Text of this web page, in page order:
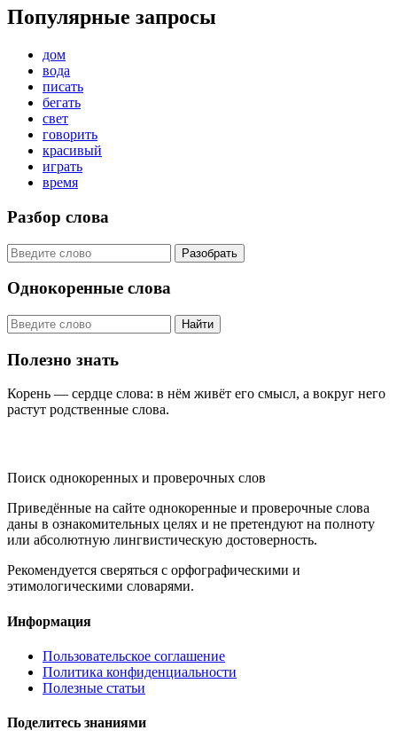
Популярные запросы
дом
вода
писать
бегать
свет
говорить
красивый
играть
время
Разбор слова
Разобрать
Однокоренные слова
Найти
Полезно знать
Корень — сердце слова: в нём живёт его смысл, а вокруг него
растут родственные слова.
Поиск однокоренных и проверочных слов
Приведённые на сайте однокоренные и проверочные слова
даны в ознакомительных целях и не претендуют на полноту
или абсолютную лингвистическую достоверность.
Рекомендуется сверяться с орфографическими и
этимологическими словарями.
Информация
Пользовательское соглашение
Политика конфиденциальности
Полезные статьи
Поделитесь знаниями